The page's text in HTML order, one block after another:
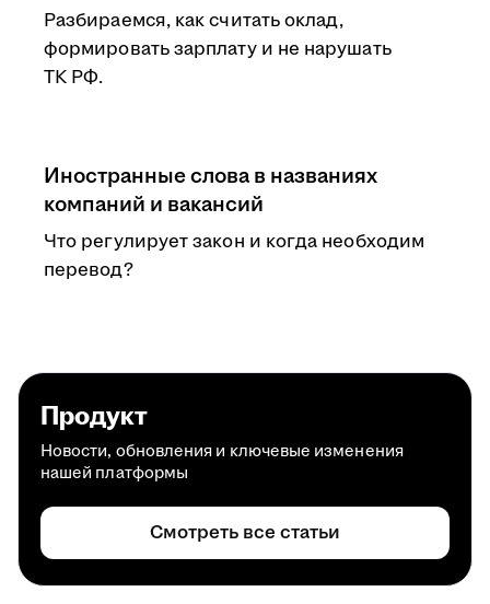
Разбираемся, как считать оклад,
формировать зарплату и не нарушать
ТК РФ.
Иностранные слова в названиях
компаний и вакансий
Что регулирует закон и когда необходим
перевод?
Продукт
Новости, обновления и ключевые изменения
нашей платформы
Смотреть все статьи